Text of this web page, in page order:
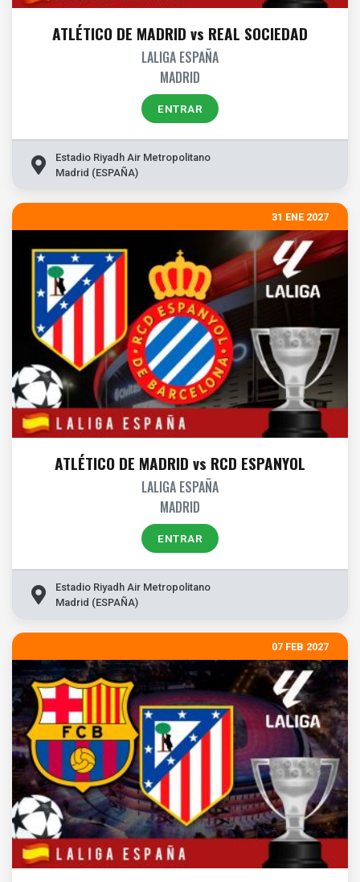
ATLÉTICO DE MADRID vs REAL SOCIEDAD
LALIGA ESPAÑA
MADRID
ENTRAR
Estadio Riyadh Air Metropolitano
Madrid (ESPAÑA)
31 ENE 2027
ATLÉTICO DE MADRID vs RCD ESPANYOL
LALIGA ESPAÑA
MADRID
ENTRAR
Estadio Riyadh Air Metropolitano
Madrid (ESPAÑA)
07 FEB 2027